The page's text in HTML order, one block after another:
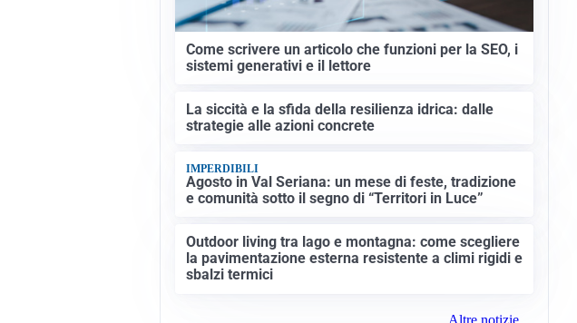
Come scrivere un articolo che funzioni per la SEO, i
sistemi generativi e il lettore
La siccità e la sfida della resilienza idrica: dalle
strategie alle azioni concrete
IMPERDIBILI
Agosto in Val Seriana: un mese di feste, tradizione
e comunità sotto il segno di “Territori in Luce”
Outdoor living tra lago e montagna: come scegliere
la pavimentazione esterna resistente a climi rigidi e
sbalzi termici
Altre notizie